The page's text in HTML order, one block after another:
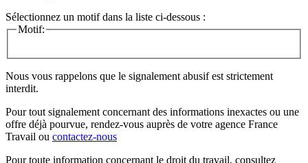
Sélectionnez un motif dans la liste ci-dessous :
Motif:
Nous vous rappelons que le signalement abusif est strictement
interdit.
Pour tout signalement concernant des informations inexactes ou une
offre déjà pourvue, rendez-vous auprès de votre agence France
Travail ou contactez-nous
Pour toute information concernant le droit du travail, consultez